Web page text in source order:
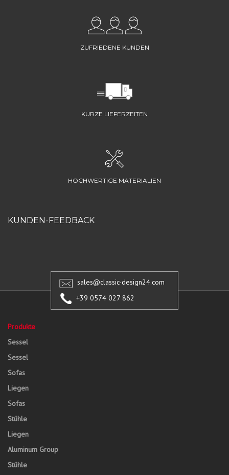
ZUFRIEDENE KUNDEN
KURZE LIEFERZEITEN
HOCHWERTIGE MATERIALIEN
KUNDEN-FEEDBACK
sales@classic-design24.com
+39 0574 027 862
Produkte
Sessel
Sessel
Sofas
Liegen
Sofas
Stühle
Liegen
Aluminum Group
Stühle